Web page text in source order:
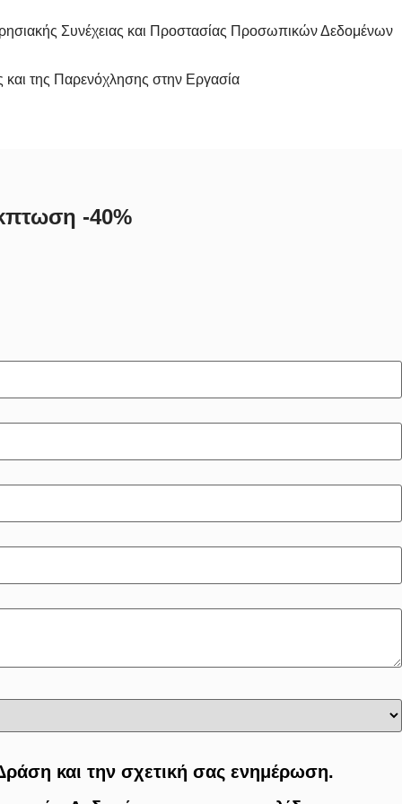
Συνέχειας και Προστασίας Προσωπικών Δεδομένων
και της Παρενόχλησης στην Εργασία
-40%
και την σχετική σας ενημέρωση.